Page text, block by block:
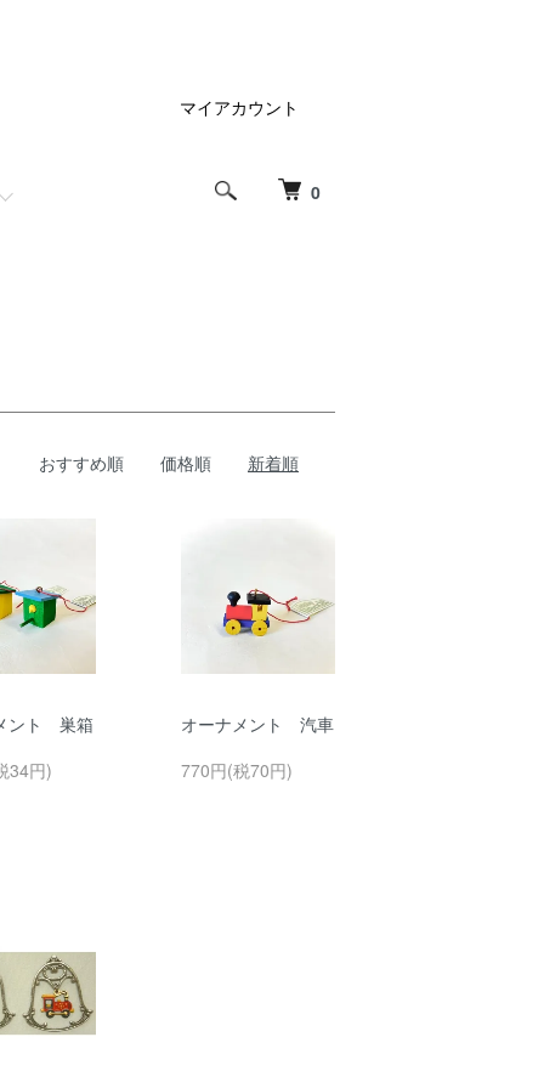
0
マイアカウント
おすすめ順 価格順 新着順
ント 巣箱
34円)
オーナメント 汽車
770円(税70円)